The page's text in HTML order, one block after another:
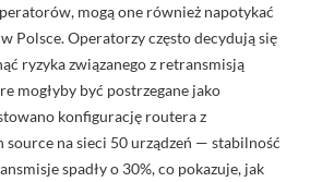
mogą one również napotykać
Polsce. Operatorzy często decydują się
ryzyka związanego z retransmisją
mogłyby być postrzegane jako
konfigurację routera z
na sieci 50 urządzeń — stabilność
spadły o 30%, co pokazuje, jak